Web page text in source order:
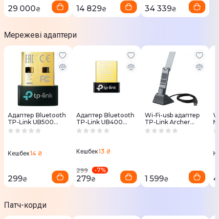
29 000₴ 14 829₴ 34 339₴
Мережеві адаптери
Адаптер Bluetooth
TP-Link UB500
Nano BT 5.0
Кешбек14 ₴
299₴
Адаптер Bluetooth
TP-Link UB400
Nano
Кешбек13 ₴
299 -7%
279₴
Wi-Fi-usb адаптер
TP-Link Archer
TX20UH AX1800
1 599₴
Патч-корди